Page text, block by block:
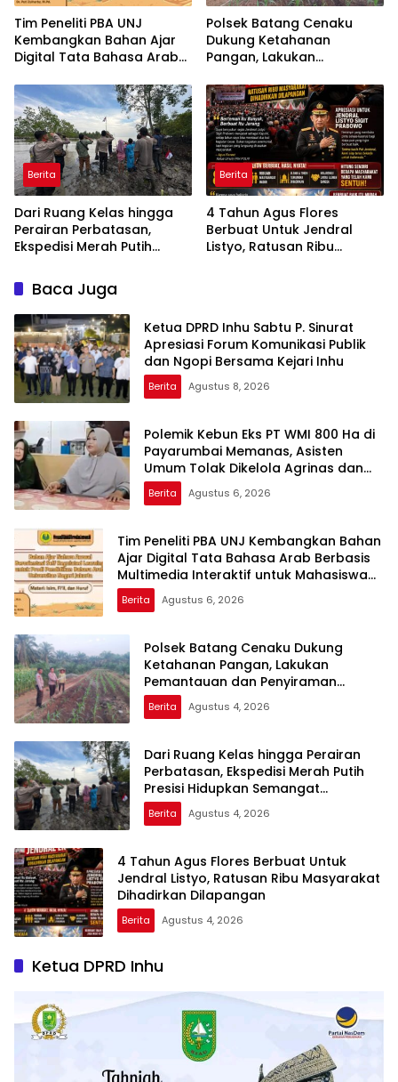
Tim Peneliti PBA UNJ
Kembangkan Bahan Ajar
Digital Tata Bahasa Arab
Interaktif untuk Mahasiswa
Pemula
Polsek Batang Cenaku
Dukung Ketahanan
Pangan, Lakukan
Penyiraman Tanaman
Jagung Pipil di Desa Aur
Cina
Berita
Dari Ruang Kelas hingga
Perairan Perbatasan,
Ekspedisi Merah Putih
Kebangsaan di Dumai
Berita
4 Tahun Agus Flores
Berbuat Untuk Jendral
Listyo, Ratusan Ribu
Baca Juga
Ketua DPRD Inhu Sabtu P. Sinurat
Apresiasi Forum Komunikasi Publik
dan Ngopi Bersama Kejari Inhu
Berita Agustus 8, 2026
Polemik Kebun Eks PT WMI 800 Ha di
Payarumbai Memanas, Asisten
Umum Tolak Dikelola Agrinas dan
Tantang Presiden Prabowo
Berita Agustus 6, 2026
Tim Peneliti PBA UNJ Kembangkan Bahan
Ajar Digital Tata Bahasa Arab Berbasis
Multimedia Interaktif untuk Mahasiswa
Pemula
Berita Agustus 6, 2026
Polsek Batang Cenaku Dukung
Ketahanan Pangan, Lakukan
Pemantauan dan Penyiraman
Tanaman Jagung Pipil di Desa Aur
Cina
Berita Agustus 4, 2026
Dari Ruang Kelas hingga Perairan
Perbatasan, Ekspedisi Merah Putih
Presisi Hidupkan Semangat
Kebangsaan di Dumai
Berita Agustus 4, 2026
4 Tahun Agus Flores Berbuat Untuk
Jendral Listyo, Ratusan Ribu Masyarakat
Dihadirkan Dilapangan
Berita Agustus 4, 2026
Ketua DPRD Inhu